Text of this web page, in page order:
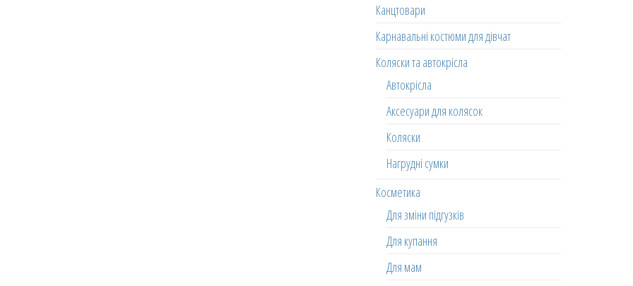
Канцтовари
Карнавальні костюми для дівчат
Коляски та автокрісла
Автокрісла
Аксесуари для колясок
Коляски
Нагрудні сумки
Косметика
Для зміни підгузків
Для купання
Для мам